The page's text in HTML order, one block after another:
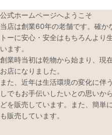
並び順:
絞
公式ホームページへようこそ
当店は創業60年の老舗です。確か
トーに安心・安全はもちろんより
います。
創業時当初は乾物から始まり、現
お店になりました。
また、近年は生活環境の変化に伴
しでもお手伝いしたいとの思いか
どを販売しています。また、簡単
も販売しています。